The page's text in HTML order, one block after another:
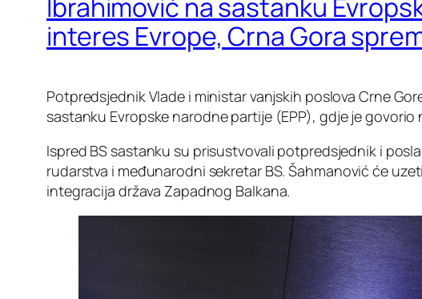
Ibrahimović na sastanku
interes Evrope, Crna Gora
Potpredsjednik Vlade i ministar vanjskih poslova Crne
sastanku Evropske narodne partije (EPP), gdje je
Ispred BS sastanku su prisustvovali potpredsjednik i
rudarstva i međunarodni sekretar BS. Šahmanović će
integracija država Zapadnog Balkana.